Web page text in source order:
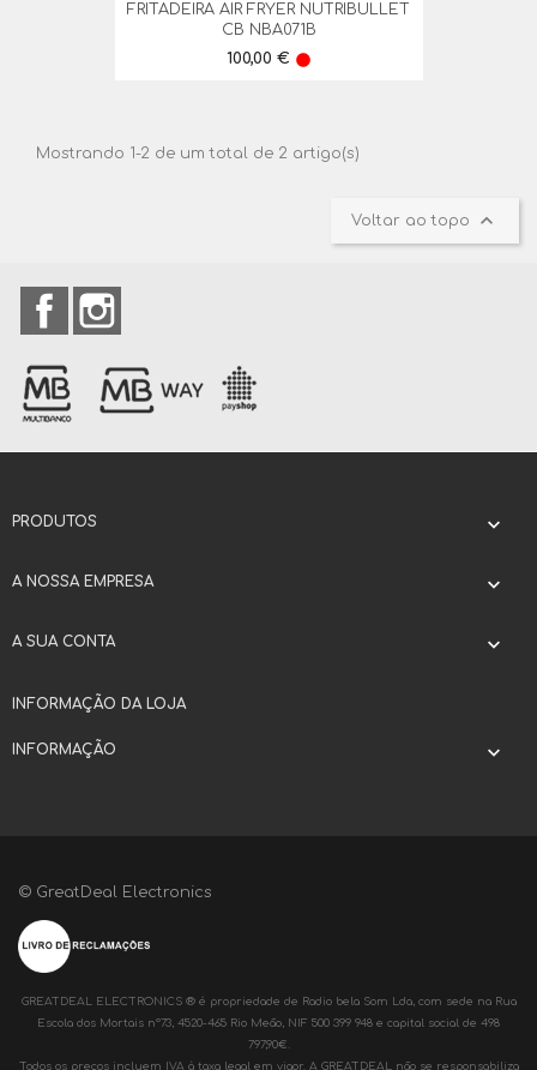
FRITADEIRA AIR FRYER NUTRIBULLET
CB NBA071B
Preço
100,00 € lens
Mostrando 1-2 de um total de 2 artigo(s)
Voltar ao topo 
Facebook
PRODUTOS 
A NOSSA EMPRESA 
A SUA CONTA 
INFORMAÇÃO DA LOJA
INFORMAÇÃO 
© GreatDeal Electronics
GREATDEAL ELECTRONICS ® é propriedade de Radio bela Som Lda, com sede na Rua
Escola dos Mortais nº73, 4520-465 Rio Meão, NIF 500 399 948 e capital social de 498
797,90€.
Todos os preços incluem IVA à taxa legal em vigor. A GREATDEAL não se responsabiliza